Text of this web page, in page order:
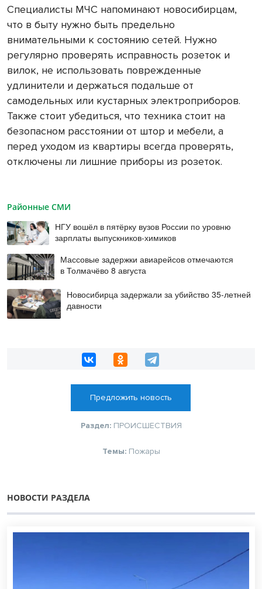
Специалисты МЧС напоминают новосибирцам,
что в быту нужно быть предельно
внимательными к состоянию сетей. Нужно
регулярно проверять исправность розеток и
вилок, не использовать поврежденные
удлинители и держаться подальше от
самодельных или кустарных электроприборов.
Также стоит убедиться, что техника стоит на
безопасном расстоянии от штор и мебели, а
перед уходом из квартиры всегда проверять,
отключены ли лишние приборы из розеток.
Районные СМИ
НГУ вошёл в пятёрку вузов России по уровню
зарплаты выпускников-химиков
Массовые задержки авиарейсов отмечаются
в Толмачёво 8 августа
Новосибирца задержали за убийство 35-летней
давности
Предложить новость
Раздел: ПРОИСШЕСТВИЯ
Темы: Пожары
НОВОСТИ РАЗДЕЛА